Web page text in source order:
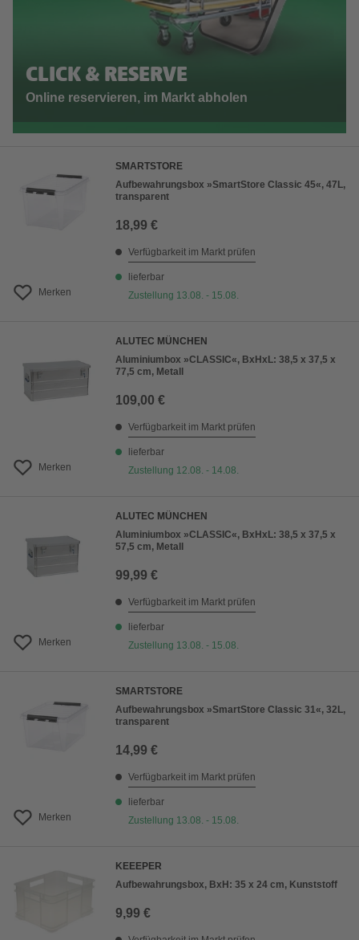
CLICK & RESERVE
Online reservieren, im Markt abholen
Merken
SMARTSTORE
Aufbewahrungsbox »SmartStore Classic 45«, 47L,
transparent
18,99 €
Verfügbarkeit im Markt prüfen
lieferbar
Zustellung 13.08. - 15.08.
Merken
ALUTEC MÜNCHEN
Aluminiumbox »CLASSIC«, BxHxL: 38,5 x 37,5 x
77,5 cm, Metall
109,00 €
Verfügbarkeit im Markt prüfen
lieferbar
Zustellung 12.08. - 14.08.
Merken
ALUTEC MÜNCHEN
Aluminiumbox »CLASSIC«, BxHxL: 38,5 x 37,5 x
57,5 cm, Metall
99,99 €
Verfügbarkeit im Markt prüfen
lieferbar
Zustellung 13.08. - 15.08.
Merken
SMARTSTORE
Aufbewahrungsbox »SmartStore Classic 31«, 32L,
transparent
14,99 €
Verfügbarkeit im Markt prüfen
lieferbar
Zustellung 13.08. - 15.08.
KEEEPER
Aufbewahrungsbox, BxH: 35 x 24 cm, Kunststoff
9,99 €